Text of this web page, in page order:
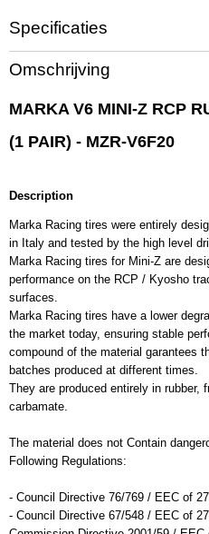
Specificaties
Productcode
MZR-V6F20
EAN code
Productcode leverancier
0,10 Kg
Omschrijving
MARKA V6 MINI-Z RCP
(1 PAIR) - MZR-V6F20
Description
Marka Racing tires were entirely
in Italy and tested by the high level
Marka Racing tires for Mini-Z are
performance on the RCP / Kyosho
surfaces.
Marka Racing tires have a lower
the market today, ensuring stable
compound of the material garantees
batches produced at different times.
They are produced entirely in rubber,
carbamate.
The material does not Contain
Following Regulations:
- Council Directive 76/769 / EEC of
- Council Directive 67/548 / EEC of